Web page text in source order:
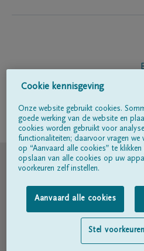
Volg ons op
©
Cookie kennisgeving
Onze website gebruikt cookies.
goede werking van de website en
cookies worden gebruikt voor
functionaliteiten; daarvoor vragen
op “Aanvaard alle cookies” te
opslaan van alle cookies op uw
voorkeuren zelf instellen.
Aanvaard alle cookies
Stel